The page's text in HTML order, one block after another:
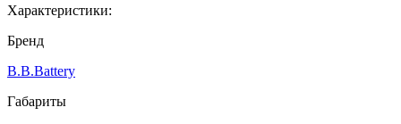
Характеристики:
Бренд
B.B.Bаttery
Габариты